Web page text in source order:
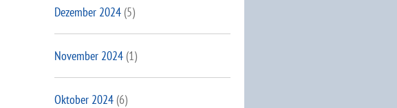
Dezember 2024(5)
November 2024(1)
Oktober 2024(6)